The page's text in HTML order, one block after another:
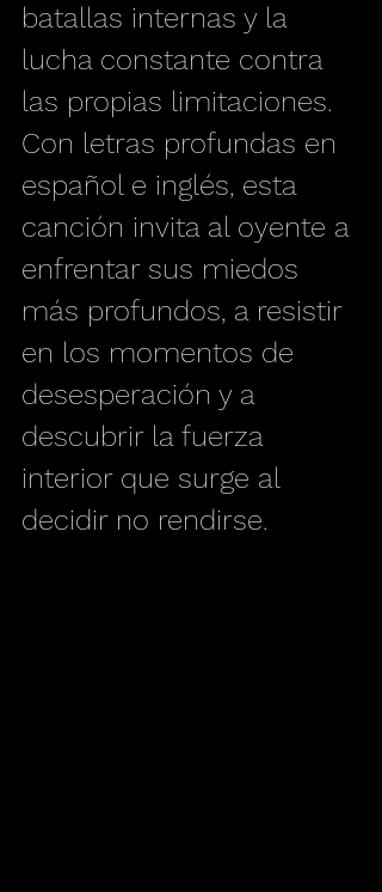
batallas internas y la
lucha constante contra
las propias limitaciones.
Con letras profundas en
español e inglés, esta
canción invita al oyente a
enfrentar sus miedos
más profundos, a resistir
en los momentos de
desesperación y a
descubrir la fuerza
interior que surge al
decidir no rendirse.